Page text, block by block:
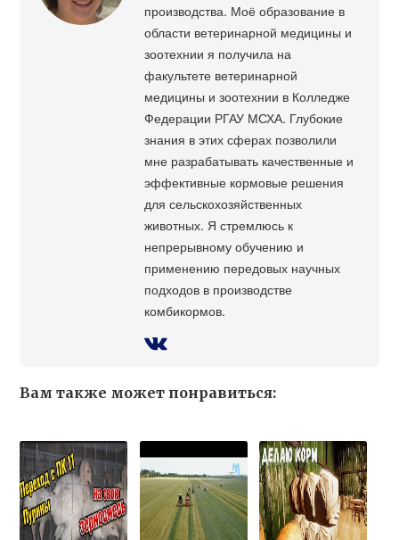
производства. Моё образование в
области ветеринарной медицины и
зоотехнии я получила на
факультете ветеринарной
медицины и зоотехнии в Колледже
Федерации РГАУ МСХА. Глубокие
знания в этих сферах позволили
мне разрабатывать качественные и
эффективные кормовые решения
для сельскохозяйственных
животных. Я стремлюсь к
непрерывному обучению и
применению передовых научных
подходов в производстве
комбикормов.
Вам также может понравиться: